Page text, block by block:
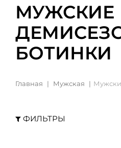
МУЖСКИЕ
БОТИНКИ
Главная Мужская
ФИЛЬТРЫ